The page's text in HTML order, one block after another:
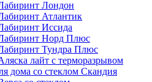
Лондон
Атлантик
Иссида
Норд Плюс
Тундра Плюс
лайт с терморазрывом
дома со стеклом Скандия